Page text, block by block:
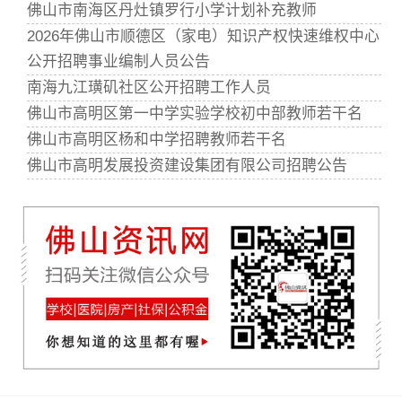
佛山市南海区丹灶镇罗行小学计划补充教师
2026年佛山市顺德区（家电）知识产权快速维权中心
公开招聘事业编制人员公告
南海九江璜矶社区公开招聘工作人员
佛山市高明区第一中学实验学校初中部教师若干名
佛山市高明区杨和中学招聘教师若干名
佛山市高明发展投资建设集团有限公司招聘公告